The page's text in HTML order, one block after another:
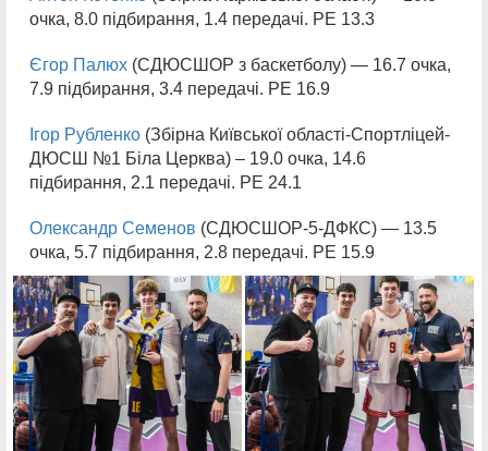
очка, 8.0 підбирання, 1.4 передачі. РЕ 13.3
Єгор Палюх (СДЮСШОР з баскетболу) — 16.7 очка,
7.9 підбирання, 3.4 передачі. РЕ 16.9
Ігор Рубленко (Збірна Київської області-Спортліцей-
ДЮСШ №1 Біла Церква) – 19.0 очка, 14.6
підбирання, 2.1 передачі. РЕ 24.1
Олександр Семенов (СДЮСШОР-5-ДФКС) — 13.5
очка, 5.7 підбирання, 2.8 передачі. РЕ 15.9